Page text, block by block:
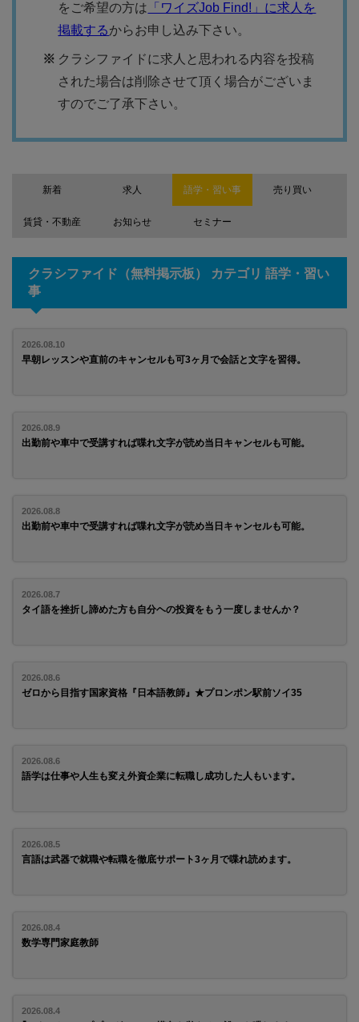
をご希望の方は 「ワイズJob Find!」に求人を
掲載するからお申し込み下さい。
クラシファイドに求人と思われる内容を投稿
された場合は削除させて頂く場合がございま
すのでご了承下さい。
新着 求人 語学・習い事 売り買い
賃貸・不動産 お知らせ セミナー
クラシファイド（無料掲示板） カテゴリ 語学・習い
事
2026.08.10
早朝レッスンや直前のキャンセルも可3ヶ月で会話と文字を習得。
2026.08.9
出勤前や車中で受講すれば喋れ文字が読め当日キャンセルも可能。
2026.08.8
出勤前や車中で受講すれば喋れ文字が読め当日キャンセルも可能。
2026.08.7
タイ語を挫折し諦めた方も自分ヘの投資をもう一度しませんか？
2026.08.6
ゼロから目指す国家資格『日本語教師』★プロンポン駅前ソイ35
2026.08.6
語学は仕事や人生も変え外資企業に転職し成功した人もいます。
2026.08.5
言語は武器で就職や転職を徹底サポート3ヶ月で喋れ読めます。
2026.08.4
数学専門家庭教師
2026.08.4